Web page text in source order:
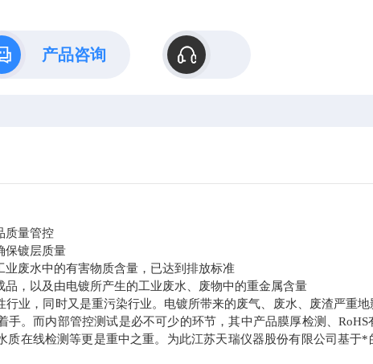
产品咨询
质量管控
保镀层质量
废水中的有害物质含量，已达到排放标准
，以及由电镀所产生的工业废水、废物中的重金属含量
业，同时又是重污染行业。电镀所带来的废气、废水、废渣严重
。而内部管控测试是必不可少的环节，其中产品膜厚检测、RoHS
质在线检测等更是重中之重。为此江苏天瑞仪器股份有限公司基于